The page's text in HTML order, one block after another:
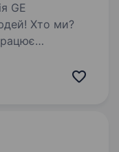
Хто ми?